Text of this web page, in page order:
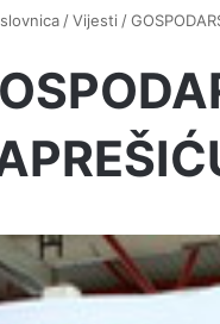
/Vijesti /